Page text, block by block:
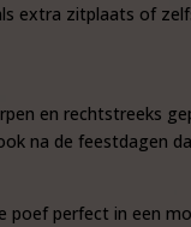
extra zitplaats of
en rechtstreeks
na de feestdagen
perfect in een